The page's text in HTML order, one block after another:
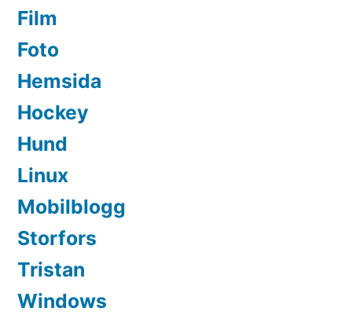
Film
Foto
Hemsida
Hockey
Hund
Linux
Mobilblogg
Storfors
Tristan
Windows